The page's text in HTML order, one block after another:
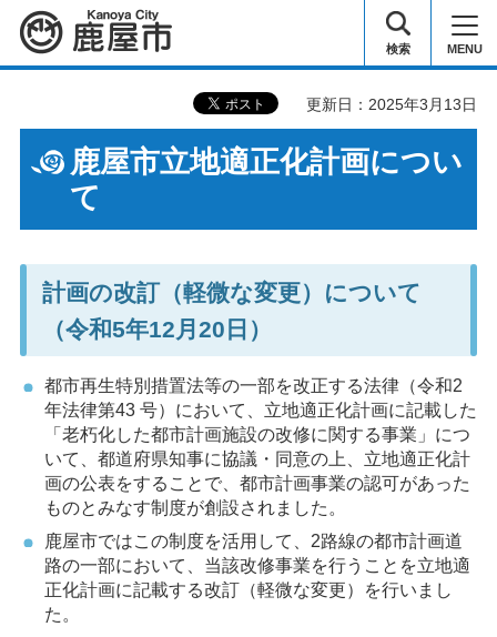
鹿屋市 検索 MENU
更新日：2025年3月13日
鹿屋市立地適正化計画につい
て
計画の改訂（軽微な変更）について
（令和5年12月20日）
都市再生特別措置法等の一部を改正する法律（令和2
年法律第43 号）において、立地適正化計画に記載した
「老朽化した都市計画施設の改修に関する事業」につ
いて、都道府県知事に協議・同意の上、立地適正化計
画の公表をすることで、都市計画事業の認可があった
ものとみなす制度が創設されました。
鹿屋市ではこの制度を活用して、2路線の都市計画道
路の一部において、当該改修事業を行うことを立地適
正化計画に記載する改訂（軽微な変更）を行いまし
た。